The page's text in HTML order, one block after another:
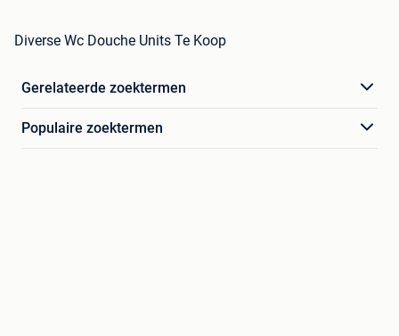
Diverse Wc Douche Units Te Koop
Gerelateerde zoektermen
Populaire zoektermen